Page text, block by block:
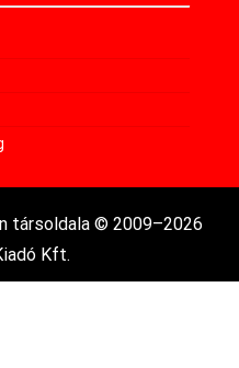
társoldala © 2009–2026
Kft.